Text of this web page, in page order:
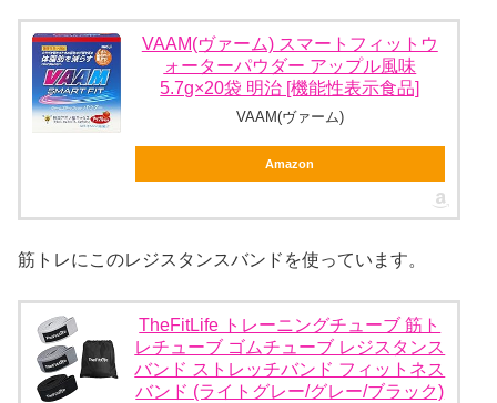
VAAM(ヴァーム) スマートフィットウ
ォーターパウダー アップル風味
5.7g×20袋 明治 [機能性表示食品]
VAAM(ヴァーム)
Amazon
筋トレにこのレジスタンスバンドを使っています。
TheFitLife トレーニングチューブ 筋ト
レチューブ ゴムチューブ レジスタンス
バンド ストレッチバンド フィットネス
バンド (ライトグレー/グレー/ブラック)